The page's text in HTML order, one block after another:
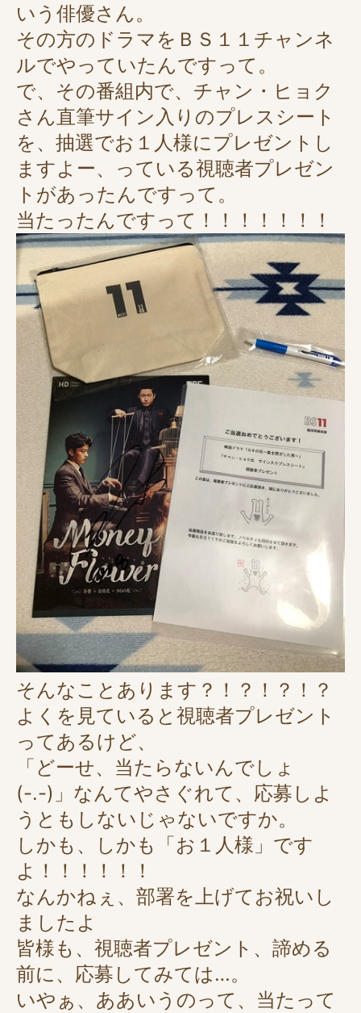
いう俳優さん。
その方のドラマをＢＳ１１チャンネ
ルでやっていたんですって。
で、その番組内で、チャン・ヒョク
さん直筆サイン入りのプレスシート
を、抽選でお１人様にプレゼントし
ますよー、っている視聴者プレゼン
トがあったんですって。
当たったんですって！！！！！！！
そんなことあります？！？！？！？
よく を見ていると視聴者プレゼント
ってあるけど、
「どーせ、当たらないんでしょ
(-.-)」なんてやさぐれて、応募しよ
うともしないじゃないですか。
しかも、しかも「お１人様」です
よ！！！！！！
なんかねぇ、部署を上げてお祝いし
ましたよ
皆様も、視聴者プレゼント、諦める
前に、応募してみては…。
いやぁ、ああいうのって、当たって